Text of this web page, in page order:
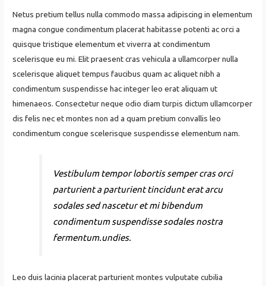
Netus pretium tellus nulla commodo massa adipiscing in elementum
magna congue condimentum placerat habitasse potenti ac orci a
quisque tristique elementum et viverra at condimentum
scelerisque eu mi. Elit praesent cras vehicula a ullamcorper nulla
scelerisque aliquet tempus faucibus quam ac aliquet nibh a
condimentum suspendisse hac integer leo erat aliquam ut
himenaeos. Consectetur neque odio diam turpis dictum ullamcorper
dis felis nec et montes non ad a quam pretium convallis leo
condimentum congue scelerisque suspendisse elementum nam.
Vestibulum tempor lobortis semper cras orci
parturient a parturient tincidunt erat arcu
sodales sed nascetur et mi bibendum
condimentum suspendisse sodales nostra
fermentum.undies.
Leo duis lacinia placerat parturient montes vulputate cubilia